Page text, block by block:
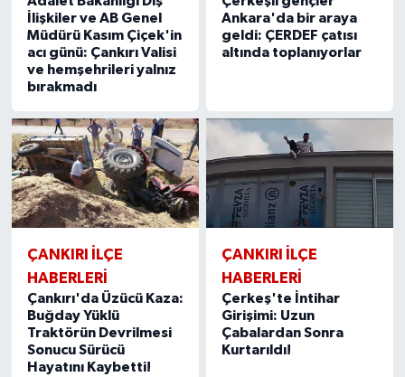
İlişkiler ve AB Genel
Müdürü Kasım Çiçek'in
acı günü: Çankırı Valisi
ve hemşehrileri yalnız
bırakmadı
Ankara'da bir araya
geldi: ÇERDEF çatısı
altında toplanıyorlar
ÇANKIRI İLÇE
HABERLERİ
Çankırı'da Üzücü Kaza:
Buğday Yüklü
Traktörün Devrilmesi
Sonucu Sürücü
Hayatını Kaybetti!
ÇANKIRI İLÇE
HABERLERİ
Çerkeş'te İntihar
Girişimi: Uzun
Çabalardan Sonra
Kurtarıldı!